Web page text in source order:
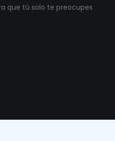
que tú solo te preocupes